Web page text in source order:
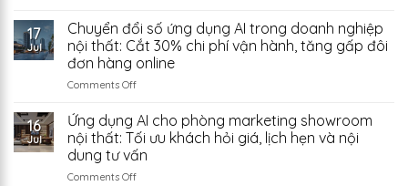
dựng:
Tự
động
hóa
công
văn
phòng
để
tiết
kiệm
pháp
AI
cho
doanh
nghiệp
thất:
SEO
thông
minh
giúp
17
Jul
Chuyển đổi số ứng dụng AI trong doanh nghiệp
nội thất: Cắt 30% chi phí vận hành, tăng gấp đôi
đơn hàng online
Comments Offon
đổi
số
ứng
dụng
AI
16
Jul
Ứng dụng AI cho phòng marketing showroom
nội thất: Tối ưu khách hỏi giá, lịch hẹn và nội
dung tư vấn
Comments Offon